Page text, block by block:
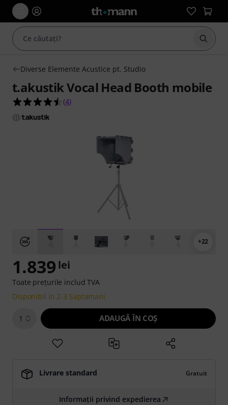
Diverse Elemente Acustice pt. Studio
t.akustik Vocal Head Booth mobile
4.5 din 5 stele din 4 evaluări ale clienților
(4)
+22
1.839 lei
Toate prețurile includ TVA
Disponibil in 2-3 Saptamani
1 ADAUGĂ ÎN COŞ
Livrare standard Gratuit
Informații privind expedierea